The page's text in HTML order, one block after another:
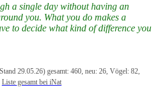
a single day without having an
you. What you do makes a
to decide what kind of difference you
29.05.26) gesamt: 460, neu: 26, Vögel: 82,
Liste gesamt bei iNat